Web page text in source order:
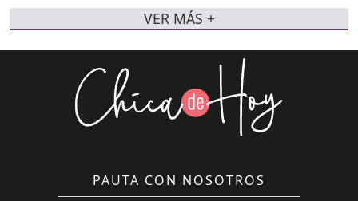
VER MÁS +
PAUTA CON NOSOTROS